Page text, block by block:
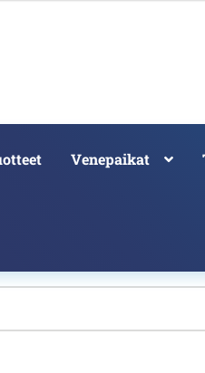
Venepaikat